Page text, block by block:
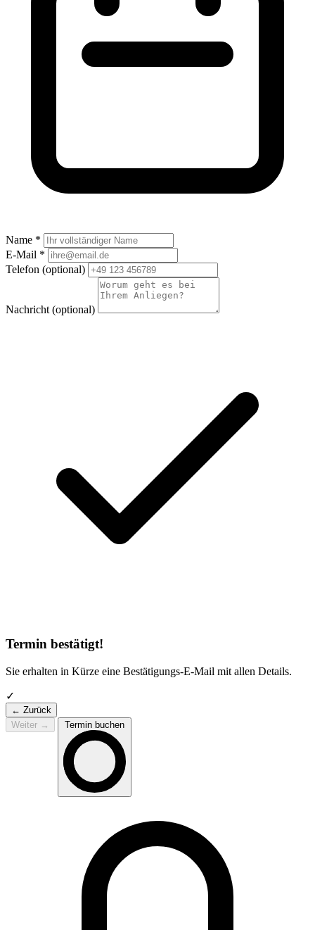
Name *
E-Mail *
Telefon (optional)
Nachricht (optional)
Termin bestätigt!
Sie erhalten in Kürze eine Bestätigungs-E-Mail mit allen Details.
✓
← Zurück
Weiter → Termin buchen